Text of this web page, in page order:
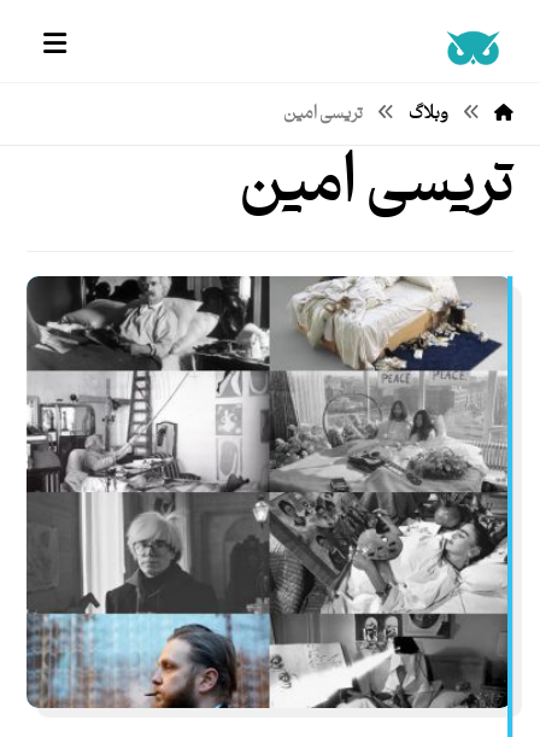
وبلاگ تریسی امین
تریسی امین